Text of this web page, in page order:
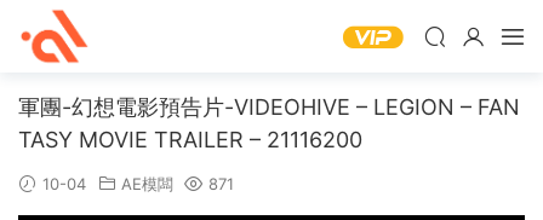
軍團-幻想電影預告片-VIDEOHIVE – LEGION – FAN
TASY MOVIE TRAILER – 21116200
10-04 AE模闆 871